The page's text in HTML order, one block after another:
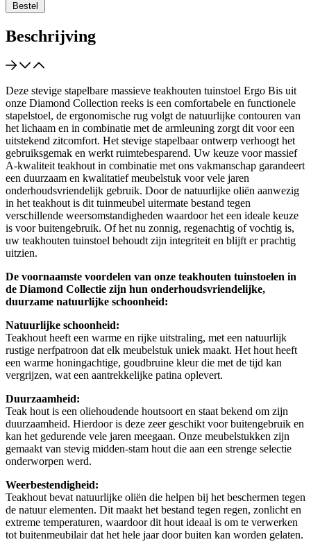
Bestel
Beschrijving
Deze stevige stapelbare massieve teakhouten tuinstoel Ergo Bis uit
onze Diamond Collection reeks is een comfortabele en functionele
stapelstoel, de ergonomische rug volgt de natuurlijke contouren van
het lichaam en in combinatie met de armleuning zorgt dit voor een
uitstekend zitcomfort. Het stevige stapelbaar ontwerp verhoogt het
gebruiksgemak en werkt ruimtebesparend. Uw keuze voor massief
A-kwaliteit teakhout in combinatie met ons vakmanschap garandeert
een duurzaam en kwalitatief meubelstuk voor vele jaren
onderhoudsvriendelijk gebruik. Door de natuurlijke oliën aanwezig
in het teakhout is dit tuinmeubel uitermate bestand tegen
verschillende weersomstandigheden waardoor het een ideale keuze
is voor buitengebruik. Of het nu zonnig, regenachtig of vochtig is,
uw teakhouten tuinstoel behoudt zijn integriteit en blijft er prachtig
uitzien.
De voornaamste voordelen van onze teakhouten tuinstoelen in
de Diamond Collectie zijn hun onderhoudsvriendelijke,
duurzame natuurlijke schoonheid:
Natuurlijke schoonheid:
Teakhout heeft een warme en rijke uitstraling, met een natuurlijk
rustige nerfpatroon dat elk meubelstuk uniek maakt. Het hout heeft
een warme honingachtige, goudbruine kleur die met de tijd kan
vergrijzen, wat een aantrekkelijke patina oplevert.
Duurzaamheid:
Teak hout is een oliehoudende houtsoort en staat bekend om zijn
duurzaamheid. Hierdoor is deze zeer geschikt voor buitengebruik en
kan het gedurende vele jaren meegaan. Onze meubelstukken zijn
gemaakt van stevig midden-stam hout die aan een strenge selectie
onderworpen werd.
Weerbestendigheid:
Teakhout bevat natuurlijke oliën die helpen bij het beschermen tegen
de natuur elementen. Dit maakt het bestand tegen regen, zonlicht en
extreme temperaturen, waardoor dit hout ideaal is om te verwerken
tot buitenmeubilair dat het hele jaar door buiten kan worden gelaten.